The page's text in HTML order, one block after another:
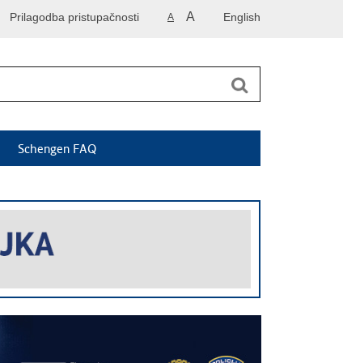
English
A A
Prilagodba pristupačnosti
Schengen FAQ